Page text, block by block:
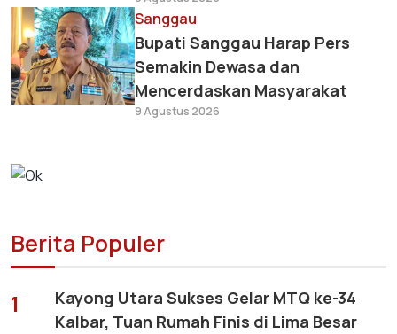
Sanggau
Bupati Sanggau Harap Pers
Semakin Dewasa dan
Mencerdaskan Masyarakat
9 Agustus 2026
Berita Populer
1
Kayong Utara Sukses Gelar MTQ ke-34
Kalbar, Tuan Rumah Finis di Lima Besar